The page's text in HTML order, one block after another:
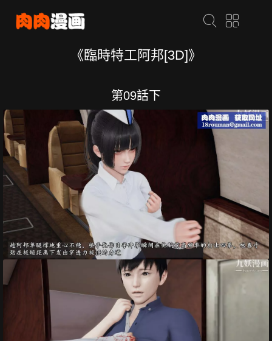
《臨時特工阿邦[3D]》
第09話下